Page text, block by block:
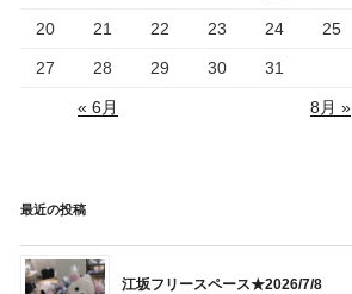
20 21 22 23 24 25
27 28 29 30 31
« 6月 8月 »
最近の投稿
江坂フリースペース★2026/7/8